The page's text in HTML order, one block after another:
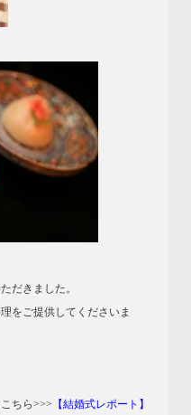
だきました。
をご提供してくださいま
ちら>>> 【結婚式レポート】